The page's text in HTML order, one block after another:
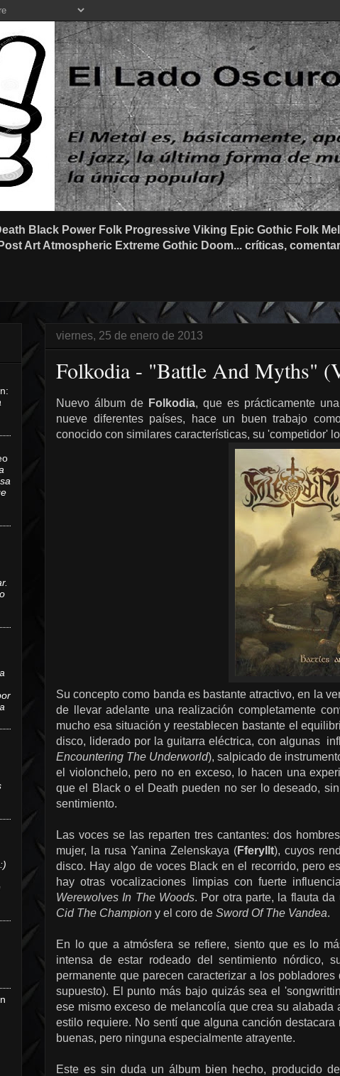
Black Power Folk Progressive Viking Epic Gothic Folk
Art Atmospheric Extreme Gothic Doom... críticas,
viernes, 25 de enero de 2013
Folkodia - "Battle And Myths"
Nuevo álbum de Folkodia, que es prácticamente
nueve diferentes países, hace un buen trabajo
conocido con similares características, su 'competidor'
Su concepto como banda es bastante atractivo, en la
de llevar adelante una realización completamente
mucho esa situación y reestablecen bastante el
disco, liderado por la guitarra eléctrica, con algunas
Encountering The Underworld), salpicado de
el violonchelo, pero no en exceso, lo hacen una
que el Black o el Death pueden no ser lo deseado,
sentimiento.
Las voces se las reparten tres cantantes: dos
mujer, la rusa Yanina Zelenskaya (Fferyllt), cuyos
disco. Hay algo de voces Black en el recorrido, pero
hay otras vocalizaciones limpias con fuerte
Werewolves In The Woods. Por otra parte, la flauta
Cid The Champion y el coro de Sword Of The Vandea.
En lo que a atmósfera se refiere, siento que es lo
intensa de estar rodeado del sentimiento nórdico,
permanente que parecen caracterizar a los
supuesto). El punto más bajo quizás sea el
ese mismo exceso de melancolía que crea su alabada
estilo requiere. No sentí que alguna canción
buenas, pero ninguna especialmente atrayente.
Este es sin duda un álbum bien hecho, producido
: